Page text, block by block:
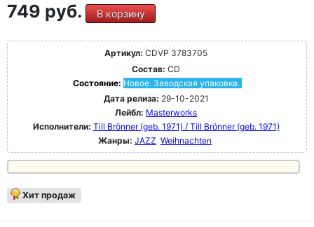
749 руб. В корзину
Артикул: CDVP 3783705
Состав: CD
Состояние: Новое. Заводская упаковка.
Дата релиза: 29-10-2021
Лейбл: Masterworks
Исполнители: Till Brönner (geb. 1971) / Till Brönner (geb. 1971)
Жанры: JAZZ Weihnachten
Хит продаж